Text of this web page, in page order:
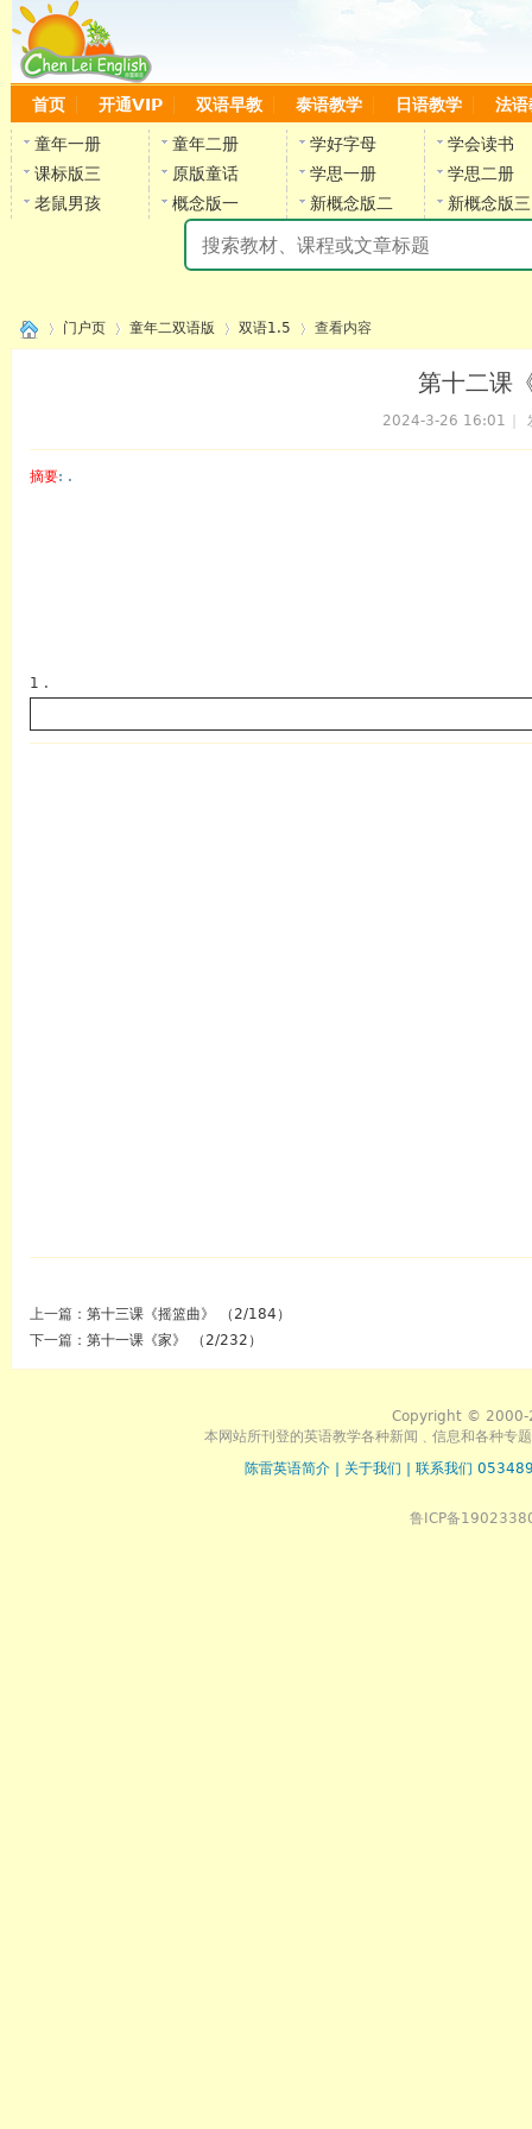
首页 开通VIP 双语早教 泰语教学 日语教学 法语
童年一册 童年二册 学好字母
学会读书
课标版三
原版童话 学思一册
学思二册
老鼠男孩
概念版一 新概念版二 新概念版三
门户页 童年二双语版 双语1.5 查看内容
第十二课
2024-3-26 16:01
摘要: .
1 .
上一篇： 第十三课《摇篮曲》 （2/184）
下一篇： 第十一课《家》 （2/232）
Copyright © 2000-
本网站所刊登的英语教学各种新闻﹑信息和各种专
陈雷英语简介
关于我们 联系我们
鲁ICP备